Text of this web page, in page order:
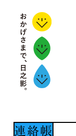
連絡帳